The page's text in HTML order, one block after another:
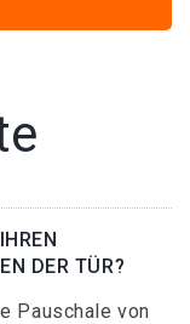
DER TÜR?
Pauschale von